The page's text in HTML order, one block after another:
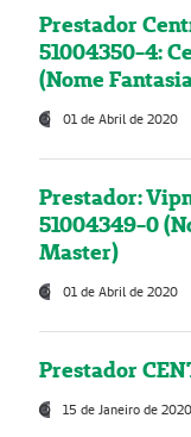
Prestador
51004350-4:
(Nome
01 de Abril de 2020
Prestador:
51004349-0
Master)
01 de Abril de 2020
Prestador
15 de Janeiro de 2020